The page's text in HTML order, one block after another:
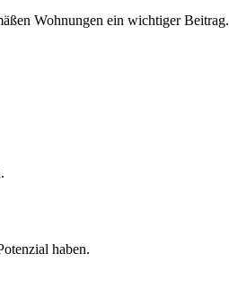
Wohnungen ein wichtiger Beitrag.
haben.